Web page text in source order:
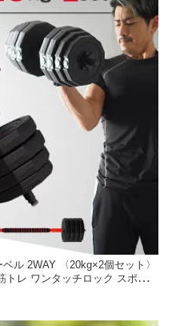
ル 2WAY 〈20kg×2個セット〉
トレ ワンタッチロック スポーツ
ニング ダイエット 奈良県 奈良